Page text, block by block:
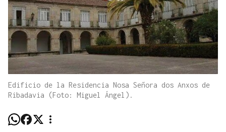
Edificio de la Residencia Nosa Señora dos Anxos de
Ribadavia (Foto: Miguel Ángel).